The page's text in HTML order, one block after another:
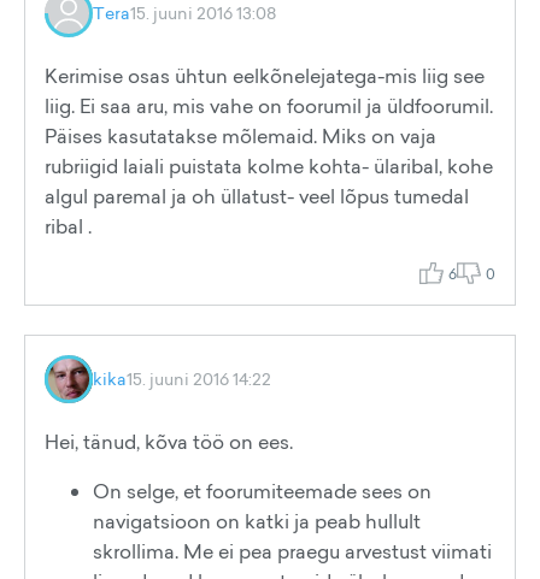
Tera15. juuni 2016 13:08
Kerimise osas ühtun eelkõnelejatega-mis liig see
liig. Ei saa aru, mis vahe on foorumil ja üldfoorumil.
Päises kasutatakse mõlemaid. Miks on vaja
rubriigid laiali puistata kolme kohta- ülaribal, kohe
algul paremal ja oh üllatust- veel lõpus tumedal
ribal .
6 0
kika15. juuni 2016 14:22
Hei, tänud, kõva töö on ees.
On selge, et foorumiteemade sees on
navigatsioon on katki ja peab hullult
skrollima. Me ei pea praegu arvestust viimati